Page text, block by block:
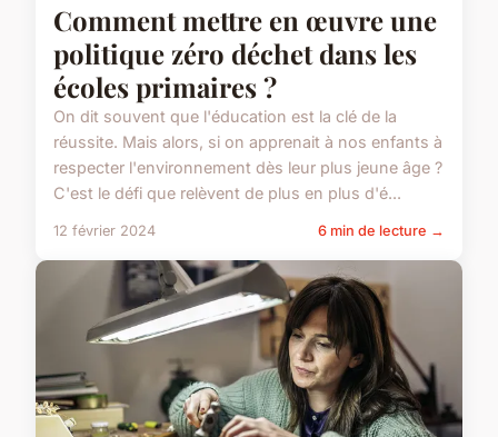
Comment mettre en œuvre une
politique zéro déchet dans les
écoles primaires ?
On dit souvent que l'éducation est la clé de la
réussite. Mais alors, si on apprenait à nos enfants à
respecter l'environnement dès leur plus jeune âge ?
C'est le défi que relèvent de plus en plus d'é...
12 février 2024 6 min de lecture →